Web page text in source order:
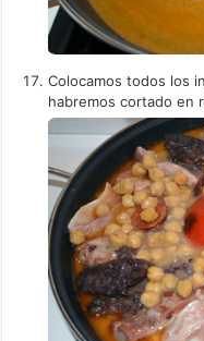
Colocamos todos los
habremos cortado en